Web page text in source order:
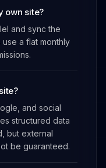
own site?
and sync the
a flat monthly
and social
structured data
but external
be guaranteed.